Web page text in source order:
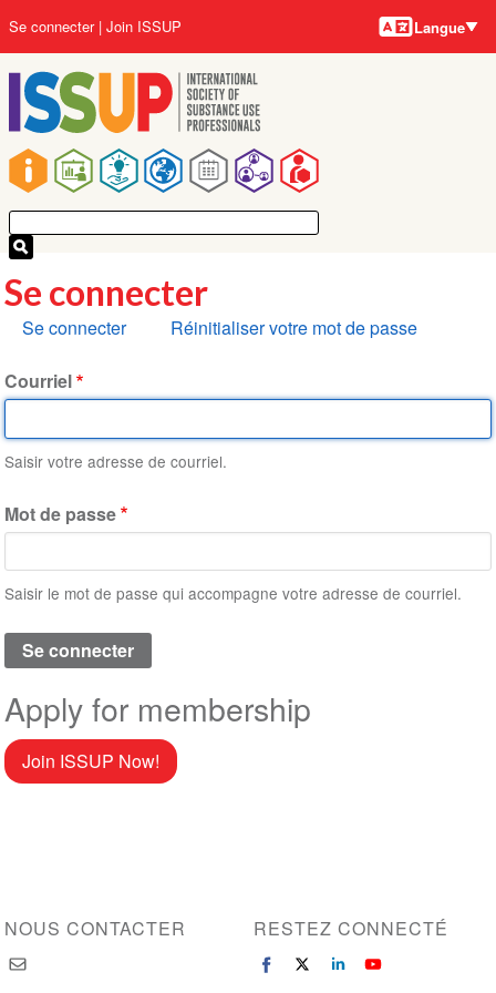
au
contenu
principal
Main
navigation
User
account
menu
Se connecter Join ISSUP Langues
Langue
Se connecter
Onglets
Se connecter Réinitialiser votre mot de passe
Courriel
Saisir votre adresse de courriel.
Mot de passe
Saisir le mot de passe qui accompagne votre adresse de courriel.
Apply for membership
Join ISSUP Now!
NOUS CONTACTER RESTEZ CONNECTÉ